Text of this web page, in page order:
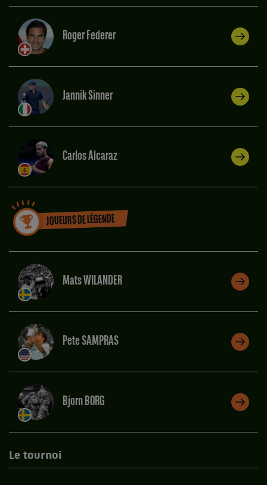
Roger Federer
Jannik Sinner
Carlos Alcaraz
JOUEURS DE LÉGENDE
Mats WILANDER
Pete SAMPRAS
Bjorn BORG
Le tournoi